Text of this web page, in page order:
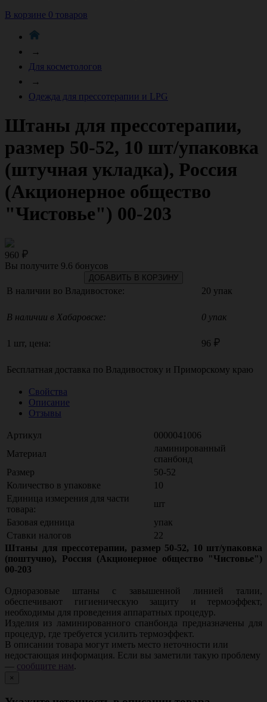
В корзине 0 товаров
→
Для косметологов
→
Одежда для прессотерапии и LPG
Штаны для прессотерапии,
размер 50-52, 10 шт/упаковка
(штучная укладка), Россия
(Акционерное общество
"Чистовье") 00-203
960
Вы получите 9.6 бонусов
ДОБАВИТЬ В КОРЗИНУ
В наличии во Владивостоке: 20 упак
В наличии в Хабаровске: 0 упак
1 шт, цена: 96
Бесплатная доставка по Владивостоку и Приморскому краю
Свойства
Описание
Отзывы
Артикул
0000041006
Материал
ламинированный
спанбонд
Размер
50-52
Количество в упаковке
10
Единица измерения для части
товара:
шт
Базовая единица
упак
Ставки налогов
22
Штаны для прессотерапии, размер 50-52, 10 шт/упаковка
(поштучно), Россия (Акционерное общество "Чистовье")
00-203
Одноразовые штаны с завышенной линией талии,
обеспечивают гигиеническую защиту и термоэффект,
необходимы для проведения аппаратных процедур.
Изделия из ламинированного спанбонда предназначены для
процедур, где требуется усилить термоэффект.
В описании товара могут иметь место неточности или
недостающая информация. Если вы заметили такую проблему
— сообщите нам.
×